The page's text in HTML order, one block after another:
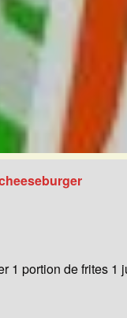
1 portion de frites 1